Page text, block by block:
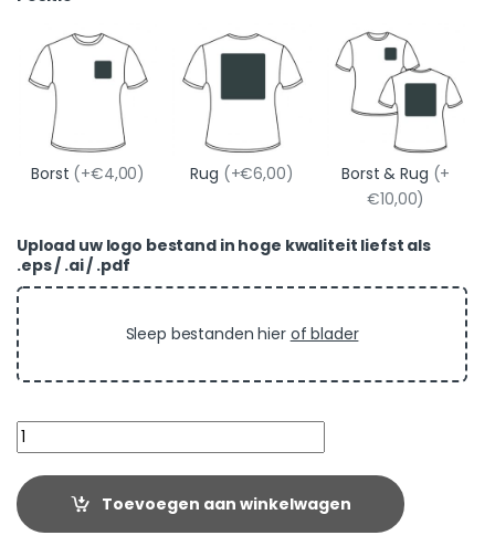
Borst (+€4,00) Rug (+€6,00) Borst & Rug (+
€10,00)
Upload uw logo bestand in hoge kwaliteit liefst als
.eps / .ai / .pdf
Sleep bestanden hier of blader
Quantity
Toevoegen aan winkelwagen